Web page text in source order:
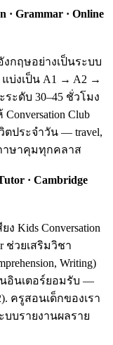
· Grammar · Online
กฤษอย่างเป็นระบบ
บ่งเป็น A1 → A2 →
ะดับ 30–45 ชั่วโมง
Club
ตประจำวัน — travel,
ภาษาคุมทุกคลาส
· Cambridge
Kids Conversation
ช่วยเสริมวิชา
Writing)
นอินเตอร์ยอมรับ —
ครูสอนเด็กของเรา
บบรายงานผลราย